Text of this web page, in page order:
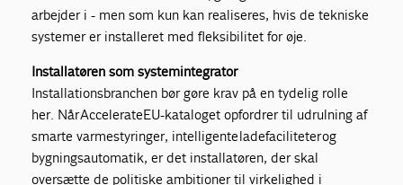
arbejder i - men som kun kan realiseres, hvis de tekniske
systemer er installeret med fleksibilitet for øje.
Installatøren som systemintegrator
Installationsbranchen bør gøre krav på en tydelig rolle
her. Når AccelerateEU-kataloget opfordrer til udrulning af
smarte varmestyringer, intelligente ladefaciliteter og
bygningsautomatik, er det installatøren, der skal
oversætte de politiske ambitioner til virkelighed i